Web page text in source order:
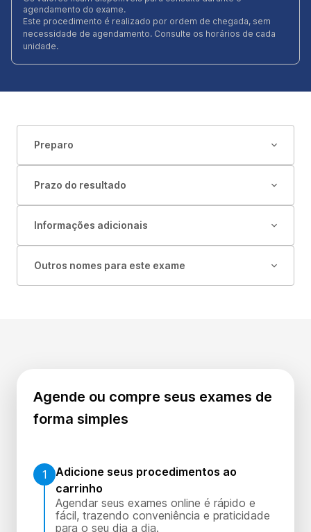
agendamento do exame.
Este procedimento é realizado por ordem de chegada, sem
necessidade de agendamento. Consulte os horários de cada
unidade.
Preparo
Prazo do resultado
Informações adicionais
Outros nomes para este exame
Agende ou compre seus exames de
forma simples
1
Adicione seus procedimentos ao
carrinho
Agendar seus exames online é rápido e
fácil, trazendo conveniência e praticidade
para o seu dia a dia.